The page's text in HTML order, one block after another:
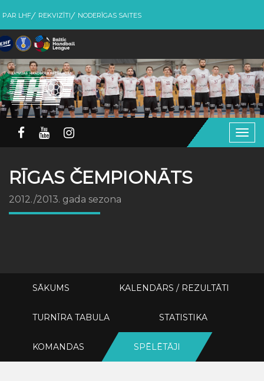
PAR LHF REKVIZĪTI NODERĪGAS SAITES
RĪGAS ČEMPIONĀTS
2012./2013. gada sezona
SĀKUMS KALENDĀRS / REZULTĀTI
TURNĪRA TABULA STATISTIKA
KOMANDAS SPĒLĒTĀJI